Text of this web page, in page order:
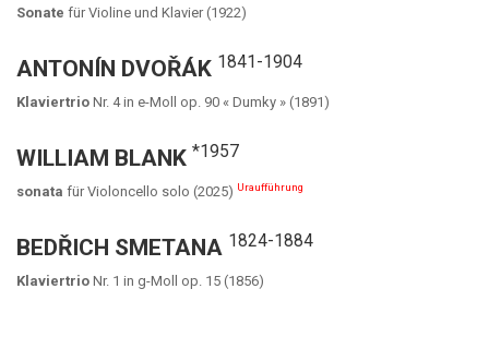
Sonate für Violine und Klavier (1922)
ANTONÍN DVOŘÁK 1841-1904
Klaviertrio Nr. 4 in e-Moll op. 90 « Dumky » (1891)
WILLIAM BLANK *1957
sonata für Violoncello solo (2025) Uraufführung
BEDŘICH SMETANA 1824-1884
Klaviertrio Nr. 1 in g-Moll op. 15 (1856)